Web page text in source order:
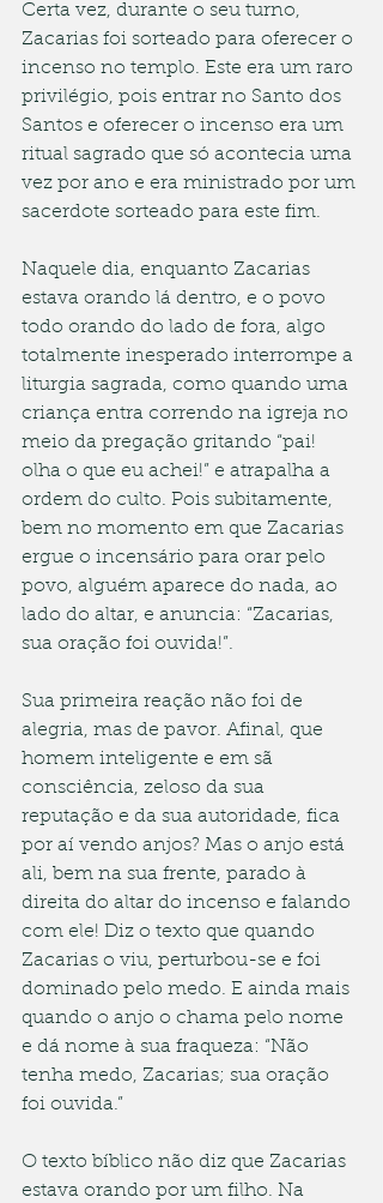
Certa vez, durante o seu turno,
Zacarias foi sorteado para oferecer o
incenso no templo. Este era um raro
privilégio, pois entrar no Santo dos
Santos e oferecer o incenso era um
ritual sagrado que só acontecia uma
vez por ano e era ministrado por um
sacerdote sorteado para este fim.
Naquele dia, enquanto Zacarias
estava orando lá dentro, e o povo
todo orando do lado de fora, algo
totalmente inesperado interrompe a
liturgia sagrada, como quando uma
criança entra correndo na igreja no
meio da pregação gritando “pai!
olha o que eu achei!” e atrapalha a
ordem do culto. Pois subitamente,
bem no momento em que Zacarias
ergue o incensário para orar pelo
povo, alguém aparece do nada, ao
lado do altar, e anuncia: “Zacarias,
sua oração foi ouvida!”.
Sua primeira reação não foi de
alegria, mas de pavor. Afinal, que
homem inteligente e em sã
consciência, zeloso da sua
reputação e da sua autoridade, fica
por aí vendo anjos? Mas o anjo está
ali, bem na sua frente, parado à
direita do altar do incenso e falando
com ele! Diz o texto que quando
Zacarias o viu, perturbou-se e foi
dominado pelo medo. E ainda mais
quando o anjo o chama pelo nome
e dá nome à sua fraqueza: “Não
tenha medo, Zacarias; sua oração
foi ouvida.”
O texto bíblico não diz que Zacarias
estava orando por um filho. Na